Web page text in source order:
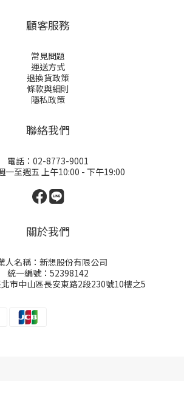
顧客服務
常見問題
運送方式
退換貨政策
條款與細則
隱私政策
聯絡我們
電話：02-8773-9001
一至週五 上午10:00 - 下午19:00
關於我們
人名稱：新想股份有限公司
統一編號：52398142
市中山區長安東路2段230號10樓之5